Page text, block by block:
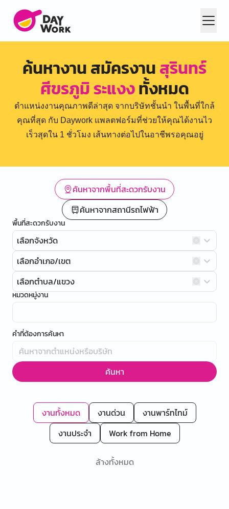
ค้นหางาน สมัครงานสุรินทร์
ศีขรภูมิ ระแงงทั้งหมด
ตำแหน่งงานคุณภาพดีล่าสุด จากบริษัทชั้นนำ ในพื้นที่ใกล้
คุณที่สุด กับ Daywork แพลตฟอร์มที่ช่วยให้คุณได้งานไว
เร็วสุดใน 1 ชั่วโมง เส้นทางต่อไปในอาชีพรอคุณอยู่
ค้นหาจากพื้นที่สะดวกรับงาน
ค้นหาจากสถานีรถไฟฟ้า
พื้นที่สะดวกรับงาน
เลือกจังหวัด
เลือกอำเภอ/เขต
เลือกตำบล/แขวง
หมวดหมู่งาน
คำที่ต้องการค้นหา
ค้นหา
งานทั้งหมด งานด่วน
งานพาร์ทไทม์
งานประจำ
Work from Home
ล้างทั้งหมด